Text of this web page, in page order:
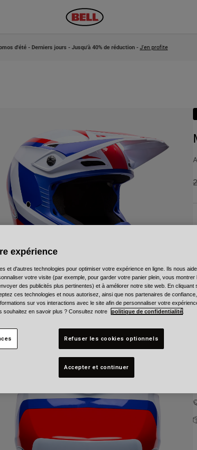
d'été - Derniers jours - Jusqu'à 40% de réduction - J'en profite
expérience
et d'autres technologies pour optimiser votre expérience en ligne. Ils nous
votre visite (par exemple, pour garder votre panier plein, vous montrer
des publicités plus pertinentes) et à améliorer notre site web. En cliquant
ces technologies et nous autorisez, ainsi que nos partenaires de confiance,
sur vos interactions avec le site afin de personnaliser votre
souhaitez en savoir plus ? Consultez notre
politique de confidentialité
Refuser les cookies optionnels
Accepter et continuer